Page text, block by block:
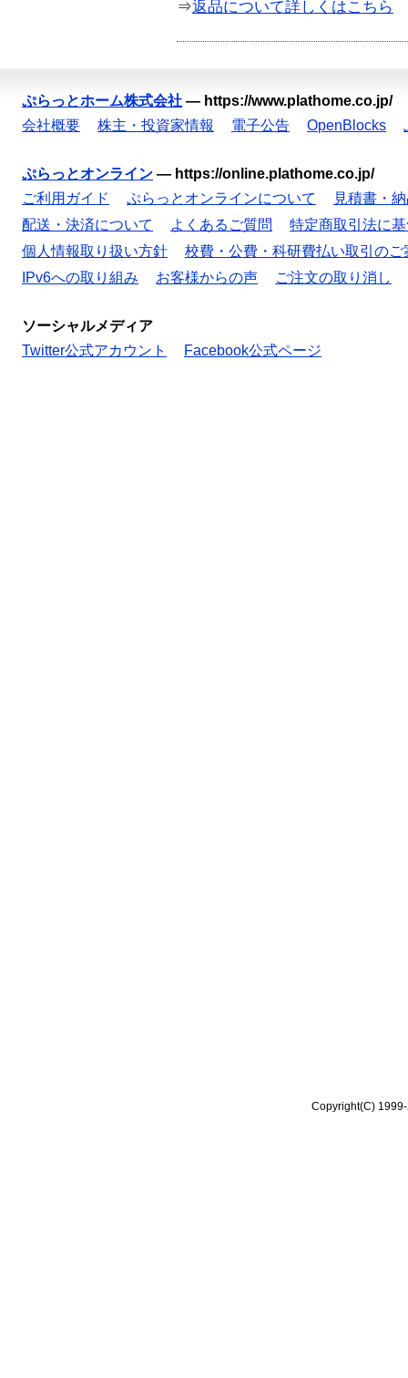
⇒返品について詳しくはこちら
ぷらっとホーム株式会社 — https://www.plathome.co.jp/
会社概要
株主・投資家情報 電子公告 OpenBlocks
ぷらっとオンライン — https://online.plathome.co.jp/
ご利用ガイド
ぷらっとオンラインについて
見積書・
配送・決済について
よくあるご質問
特定商取引法に
個人情報取り扱い方針
校費・公費・科研費払い取引のご
IPv6への取り組み
お客様からの声 ご注文の取り消し
ソーシャルメディア
Twitter公式アカウント
Facebook公式ページ
Copyright(C)